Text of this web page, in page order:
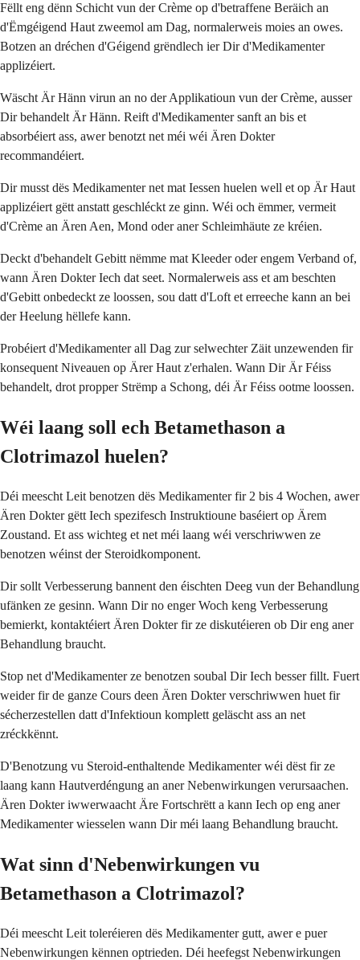
Fëllt eng dënn Schicht vun der Crème op d'betraffene Beräich an
d'Ëmgéigend Haut zweemol am Dag, normalerweis moies an owes.
Botzen an dréchen d'Géigend grëndlech ier Dir d'Medikamenter
applizéiert.
Wäscht Är Hänn virun an no der Applikatioun vun der Crème, ausser
Dir behandelt Är Hänn. Reift d'Medikamenter sanft an bis et
absorbéiert ass, awer benotzt net méi wéi Ären Dokter
recommandéiert.
Dir musst dës Medikamenter net mat Iessen huelen well et op Är Haut
applizéiert gëtt anstatt geschléckt ze ginn. Wéi och ëmmer, vermeit
d'Crème an Ären Aen, Mond oder aner Schleimhäute ze kréien.
Deckt d'behandelt Gebitt nëmme mat Kleeder oder engem Verband of,
wann Ären Dokter Iech dat seet. Normalerweis ass et am beschten
d'Gebitt onbedeckt ze loossen, sou datt d'Loft et erreeche kann an bei
der Heelung hëllefe kann.
Probéiert d'Medikamenter all Dag zur selwechter Zäit unzewenden fir
konsequent Niveauen op Ärer Haut z'erhalen. Wann Dir Är Féiss
behandelt, drot propper Strëmp a Schong, déi Är Féiss ootme loossen.
Wéi laang soll ech Betamethason a
Clotrimazol huelen?
Déi meescht Leit benotzen dës Medikamenter fir 2 bis 4 Wochen, awer
Ären Dokter gëtt Iech spezifesch Instruktioune baséiert op Ärem
Zoustand. Et ass wichteg et net méi laang wéi verschriwwen ze
benotzen wéinst der Steroidkomponent.
Dir sollt Verbesserung bannent den éischten Deeg vun der Behandlung
ufänken ze gesinn. Wann Dir no enger Woch keng Verbesserung
bemierkt, kontaktéiert Ären Dokter fir ze diskutéieren ob Dir eng aner
Behandlung braucht.
Stop net d'Medikamenter ze benotzen soubal Dir Iech besser fillt. Fuert
weider fir de ganze Cours deen Ären Dokter verschriwwen huet fir
sécherzestellen datt d'Infektioun komplett geläscht ass an net
zréckkënnt.
D'Benotzung vu Steroid-enthaltende Medikamenter wéi dëst fir ze
laang kann Hautverdéngung an aner Nebenwirkungen verursaachen.
Ären Dokter iwwerwaacht Äre Fortschrëtt a kann Iech op eng aner
Medikamenter wiesselen wann Dir méi laang Behandlung braucht.
Wat sinn d'Nebenwirkungen vu
Betamethason a Clotrimazol?
Déi meescht Leit toleréieren dës Medikamenter gutt, awer e puer
Nebenwirkungen kënnen optrieden. Déi heefegst Nebenwirkungen